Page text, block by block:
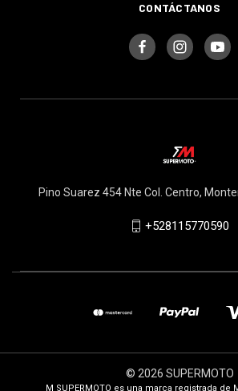
CONTÁCTANOS
Pino Suarez 454 Nte Col. Centro,
+528115770590
© 2026 SUPERMOTO
M SUPERMOTO es una marca registrada de